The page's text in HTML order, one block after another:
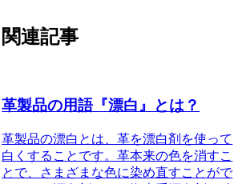
関連記事
革製品の用語『漂白』とは？
革製品の漂白とは、革を漂白剤を使って
白くすることです。革本来の色を消すこ
とで、さまざまな色に染め直すことがで